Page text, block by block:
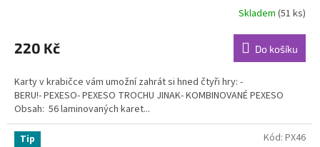
produktu
je
z
5
hvězdiček.
Skladem(51 ks)
220 Kč Do košíku
Karty v krabičce vám umožní zahrát si hned čtyři hry: -
BERU!- PEXESO- PEXESO TROCHU JINAK- KOMBINOVANÉ PEXESO
Obsah: 56 laminovaných karet...
Tip Kód: PX46